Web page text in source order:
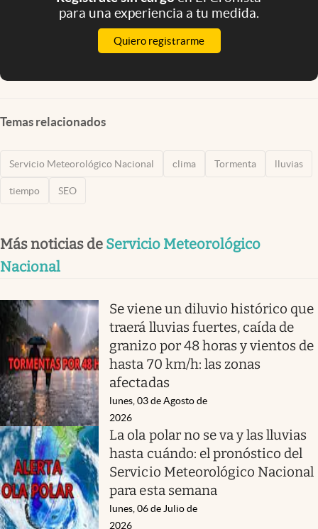
para una experiencia a tu medida.
Quiero registrarme
Temas relacionados
Servicio Meteorológico Nacional clima Tormenta lluvias
tiempo SEO
Más noticias de Servicio Meteorológico
Nacional
Se viene un diluvio histórico que
traerá lluvias fuertes, caída de
granizo por 48 horas y vientos de
hasta 70 km/h: las zonas
afectadas
lunes, 03 de Agosto de
2026
La ola polar no se va y las lluvias
hasta cuándo: el pronóstico del
Servicio Meteorológico Nacional
para esta semana
lunes, 06 de Julio de
2026